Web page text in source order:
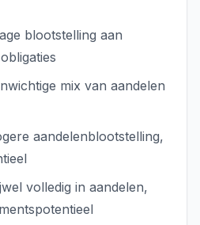
blootstelling aan
mix van aandelen
aandelenblootstelling,
volledig in aandelen,